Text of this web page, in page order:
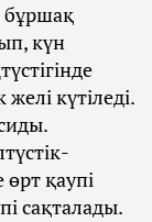
бұршақ
күн
күтіледі.
қаупі
сақталады.